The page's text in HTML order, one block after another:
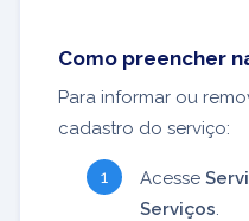
Como preencher
Para informar ou
cadastro do serviço:
Acesse
Serviços.